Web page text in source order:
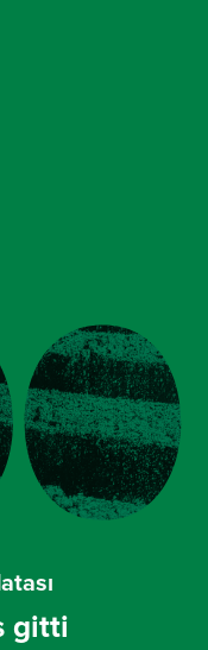
gitti